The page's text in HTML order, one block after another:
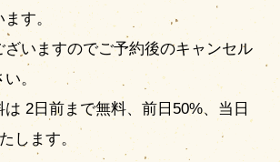
す。
ざいますのでご予約後のキャンセル
。
2日前まで無料、前日50%、当日
します。